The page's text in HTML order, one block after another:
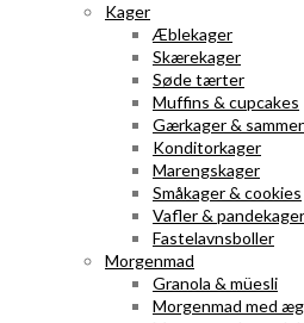
Kager
Æblekager
Skærekager
Søde tærter
Muffins & cupcakes
Gærkager &
Konditorkager
Marengskager
Småkager & cookies
Vafler & pandekager
Fastelavnsboller
Morgenmad
Granola & müesli
Morgenmad med æg